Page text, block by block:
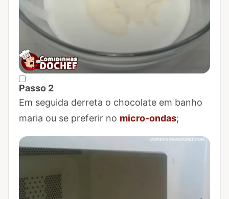
Passo 2
Marcar Passo 2 como concluído
Em seguida derreta o chocolate em banho
maria ou se preferir no micro-ondas;